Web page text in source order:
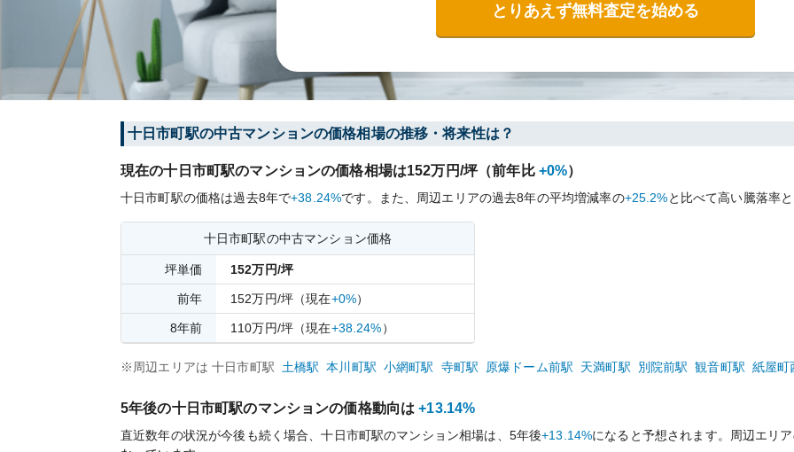
とりあえず無料査定を始める
十日市町駅の中古マンションの価格相場の推移・将来性は？
現在の十日市町駅のマンションの価格相場は152万円/坪（前年比 +0%）
十日市町駅の価格は過去8年で+38.24%です。 また、周辺エリアの過去8年の平均増減率の+25.2%と比べて高い騰落率
十日市町駅の中古マンション価格
坪単価 152万円/坪
前年 152万円/坪 （現在+0%）
8年前 110万円/坪 （現在+38.24%）
※周辺エリアは 十日市町駅 土橋駅 本川町駅 小網町駅 寺町駅 原爆ドーム前駅 天満町駅 別院前駅 観音町駅 紙屋町
5年後の十日市町駅のマンションの価格動向は +13.14%
直近数年の状況が今後も続く場合、十日市町駅のマンション相場は、5年後+13.14%になると予想されます。周辺エリ